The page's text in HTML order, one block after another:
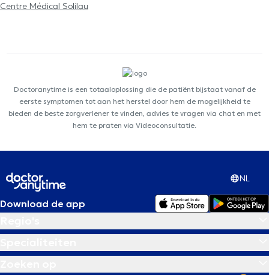
Centre Médical Solilau
Doctoranytime is een totaaloplossing die de patiënt bijstaat vanaf de
eerste symptomen tot aan het herstel door hem de mogelijkheid te
bieden de beste zorgverlener te vinden, advies te vragen via chat en met
hem te praten via Videoconsultatie.
NL
Download de app